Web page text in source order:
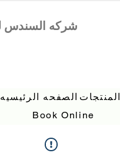
الصفحه الرئيسيه المنتجات
Book Online